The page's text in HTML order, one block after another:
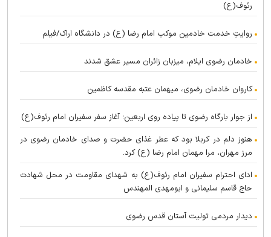
رئوف(ع)
روایتِ خدمت خادمین موکب امام رضا (ع) در دانشگاه اراک/فیلم
خادمان رضوی ایلام، میزبان زائران مسیر عشق شدند
کاروان خادمان رضوی، میهمان عتبه مقدسه کاظمین
از جوار بارگاه رضوی تا پیاده روی اربعین؛ آغاز سفر سفیران امام رئوف(ع)
هنوز دلم در کربلا بود که عطر غذای حضرت و صدای خادمان رضوی در
مرز مهران، مرا مهمان امام رضا (ع) کرد.
ادای احترام سفیران امام رئوف(ع) به شهدای مقاومت در محل شهادت
حاج قاسم سلیمانی و ابومهدی المهندس
دیدار مردمی تولیت آستان قدس رضوی